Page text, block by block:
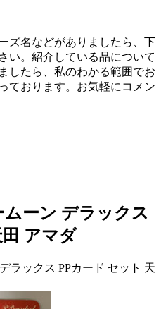
ズ名などがありましたら、下
い。紹介している品について
したら、私のわかる範囲でお
ております。お気軽にコメン
ーン デラックス
アマダ
ラックス PPカード セット 天